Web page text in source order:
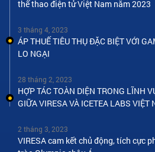
thể thao điện tử Việt Nam năm 2023
3 tháng 4, 2023
ÁP THUẾ TIÊU THỤ ĐẶC BIỆT VỚI
LO NGẠI
28 tháng 2, 2023
HỢP TÁC TOÀN DIỆN TRONG LĨNH
GIỮA VIRESA VÀ ICETEA LABS VIỆT
2 tháng 3, 2023
VIRESA cam kết chủ động, tích cực